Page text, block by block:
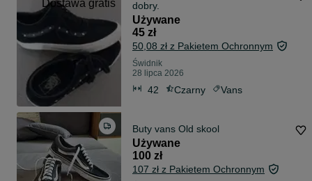
Dostawa gratis
dobry.
Używane
45 zł
50,08 zł z Pakietem Ochronnym
Świdnik
28 lipca 2026
42 Czarny Vans
Buty vans Old skool
Używane
100 zł
107 zł z Pakietem Ochronnym